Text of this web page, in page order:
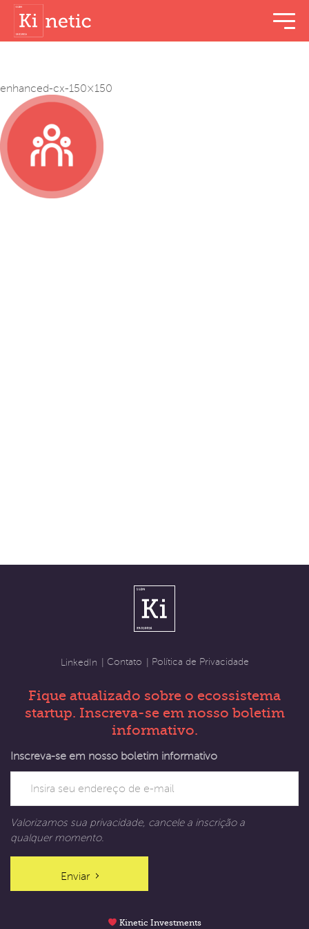
menu
enhanced-cx-150×150
LinkedIn Contato Política de Privacidade
Fique atualizado sobre o ecossistema
startup. Inscreva-se em nosso boletim
informativo.
Inscreva-se em nosso boletim informativo
Valorizamos sua privacidade, cancele a inscrição a
qualquer momento.
Enviar
Kinetic Investments